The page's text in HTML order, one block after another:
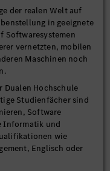
der realen Welt auf
in geeignete
Softwaresystemen
vernetzten, mobilen
Maschinen noch
Dualen Hochschule
Studienfächer sind
Software
Informatik und
wie
Englisch oder